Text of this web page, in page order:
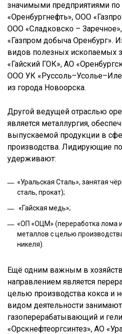
значимыми предприятиями
«Оренбургнефть», ООО
ООО «Сладковско –
«Газпром добыча Оренбург».
видов полезных ископаемых
«Гайский ГОК», АО
ООО УК
из города Новоорска.
Другой ведущей отраслью
является металлургия,
выпускаемой продукции в
производства. Лидирующие
удерживают:
«Уральская Сталь», занятая
сталь, прокат);
«Гайская медь»;
«ОП «ОЦМ» (переработка лома
металлов с целью
никеля).
Ещё одним важным в
направлением является
целью производства кокса и
видом деятельности
газоперерабатывающий и
«Орскнефтеоргсинтез», АО